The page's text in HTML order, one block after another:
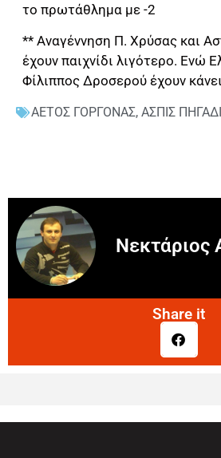
το πρωτάθλημα με -2
** Αναγέννηση Π. Χρύσας και
έχουν παιχνίδι λιγότερο. Ενώ
Φίλιππος Δροσερού έχουν
ΑΕΤΟΣ ΓΟΡΓΟΝΑΣ, ΑΣΠΙΣ
Νεκτάριος
Share it